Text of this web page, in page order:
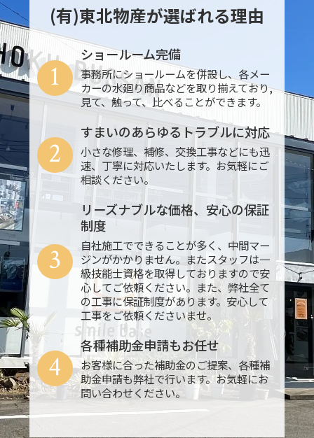
(有)東北物産が選ばれる理由
ショールーム完備
事務所にショールームを併設し、各メー
カーの水廻り商品などを取り揃えており,
見て、触って、比べることができます。
1
すまいのあらゆるトラブルに対応
小さな修理、補修、交換工事などにも迅
速、丁寧に対応いたします。お気軽にご
相談ください。
2
リーズナブルな価格、安心の保証
制度
自社施工でできることが多く、中間マー
ジンがかかりません。またスタッフは一
級技能士資格を取得しておりますので安
心してご依頼ください。また、弊社全て
の工事に保証制度があります。安心して
工事をご依頼くださいませ。
3
各種補助金申請もお任せ
お客様に合った補助金のご提案、各種補
助金申請も弊社で行います。お気軽にお
問い合わせください。
4